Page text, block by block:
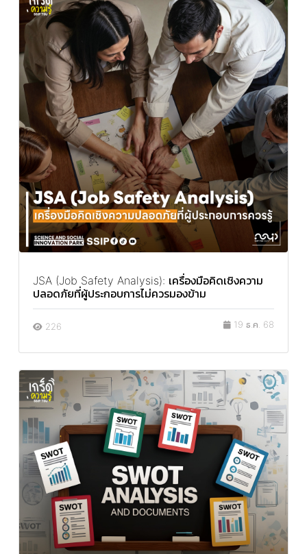
JSA (Job Safety Analysis): เครื่องมือคิดเชิงความ
ปลอดภัยที่ผู้ประกอบการไม่ควรมองข้าม
226 19 ธ.ค. 68